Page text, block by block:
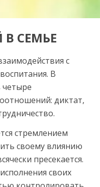
СЕМЬЕ
с
В
четыре
диктат,
стремлением
своему влиянию
пресекается.
своих